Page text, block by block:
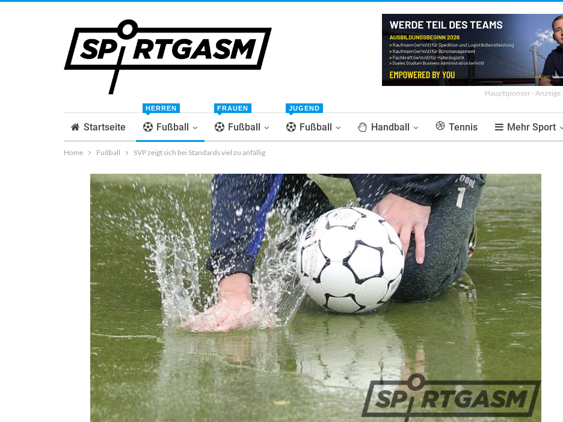
Hauptsponsor - Anzeige
Startseite Fußball
HERREN
Fußball
FRAUEN
Fußball
JUGEND
Handball Tennis Mehr Sport
Home Fußball SVP zeigt sich bei Standards viel zu anfällig